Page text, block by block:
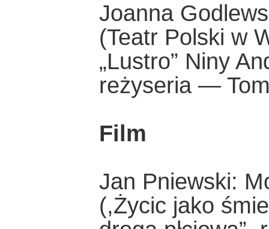
Joanna
(Teatr Polski w
„Lustro” Niny
reżyseria —
Film
Jan Pniewski:
(,Życic jako